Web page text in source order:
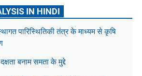
IN HINDI
पारिस्थितिकी तंत्र के माध्यम से कृषि
बनाम समता के मुद्दे